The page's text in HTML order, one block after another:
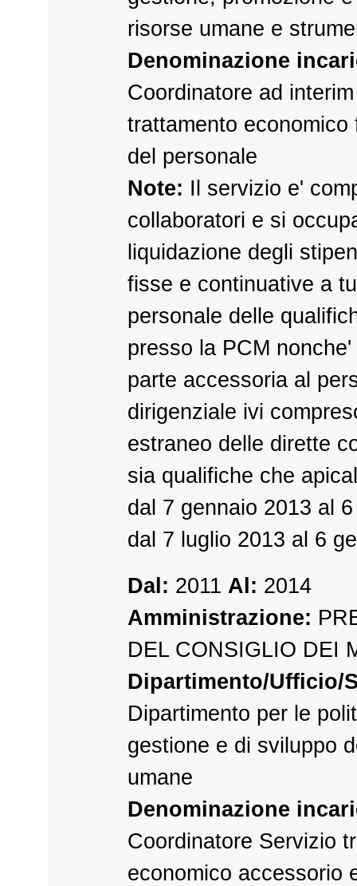
risorse umane e
Denominazione
Coordinatore ad
trattamento economico
del personale
Note: Il servizio e'
collaboratori e si
liquidazione degli
fisse e continuative a
personale delle
presso la PCM
parte accessoria al
dirigenziale ivi
estraneo delle dirette
sia qualifiche che
dal 7 gennaio 2013 al
dal 7 luglio 2013 al 6
Dal: 2011 Al: 2014
Amministrazione:
DEL CONSIGLIO DEI
Dipartimento/Ufficio/
Dipartimento per le
gestione e di sviluppo
umane
Denominazione
Coordinatore Servizio
economico accessorio